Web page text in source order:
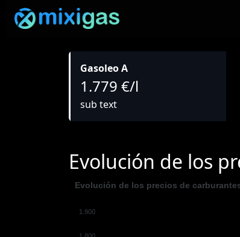
Gasoleo A
1.779 €/l
sub text
Evolución de los
Evolución de los precios de
1.900